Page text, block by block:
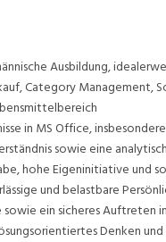
Ausbildung,
Category
in MS Office,
sowie eine
hohe Eigeninitiative und
und belastbare
ein sicheres Auftreten
Denken und